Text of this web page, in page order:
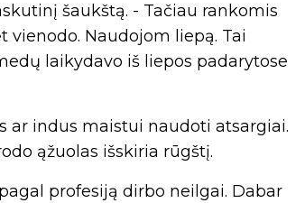
šaukštą. - Tačiau rankomis
vienodo. Naudojom liepą. Tai
laikydavo iš liepos padarytose
ar indus maistui naudoti atsargiai.
ąžuolas išskiria rūgštį.
profesiją dirbo neilgai. Dabar